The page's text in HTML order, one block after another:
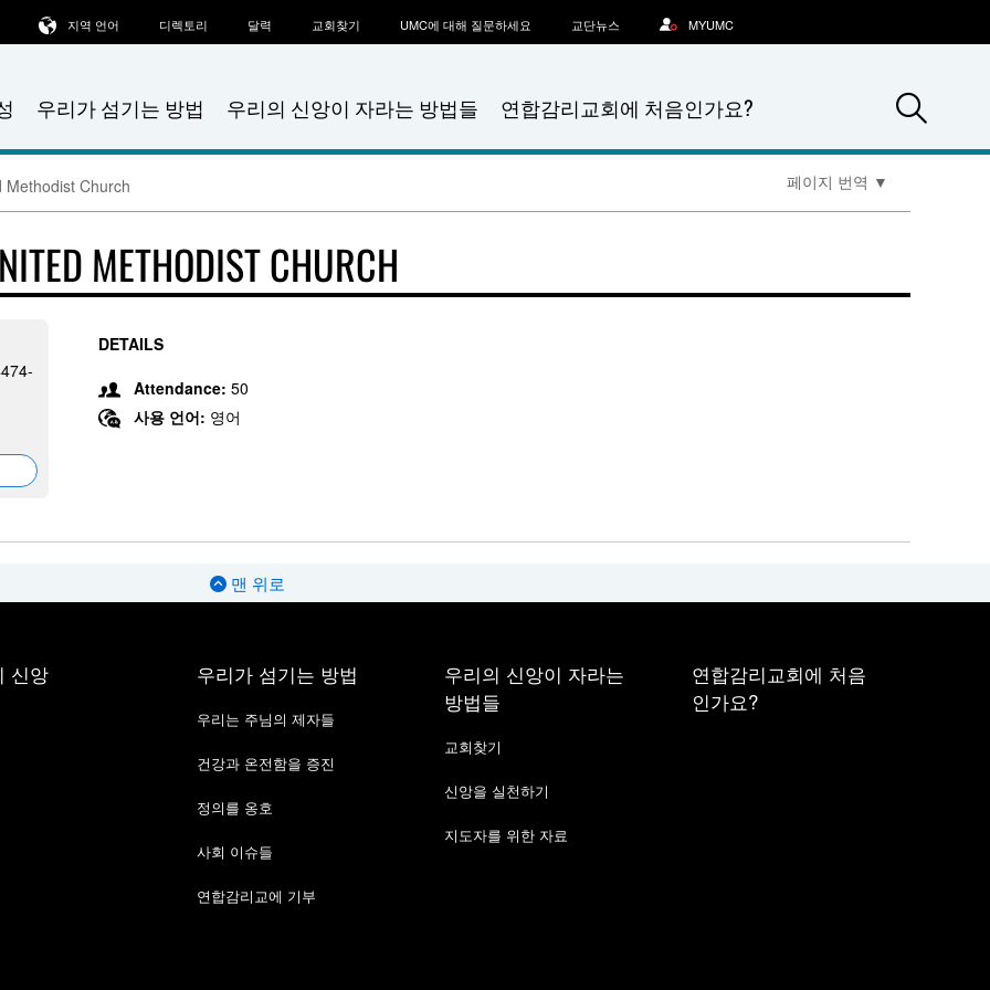
우리가 섬기는 방법 우리의 신앙이 자라는 방법들 연합감리교회에 처음인가요?
지역 언어 디렉토리 달력 교회찾기 UMC에 대해 질문하세요 교단뉴스 MYUMC
Methodist Church 페이지 번역 ▼
METHODIST CHURCH
DETAILS
Attendance: 50
사용 언어: 영어
맨 위로
신앙 우리가 섬기는 방법
우리는 주님의 제자들
건강과 온전함을 증진
정의를 옹호
사회 이슈들
연합감리교에 기부
우리의 신앙이 자라는
방법들
교회찾기
신앙을 실천하기
지도자를 위한 자료
연합감리교회에 처음
인가요?